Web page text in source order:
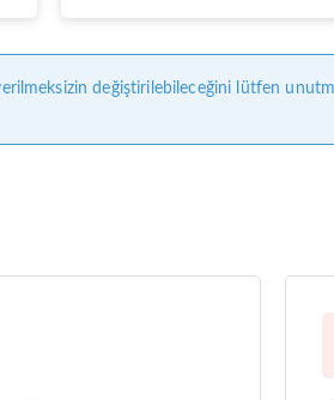
değiştirilebileceğini lütfen